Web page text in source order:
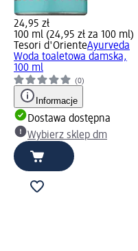
24,95 zł
100 ml (24,95 zł za 100 ml)
Tesori d'OrienteAyurveda
Woda toaletowa damska,
100 ml
(0)
Informacje
Dostawa dostępna
Wybierz sklep dm